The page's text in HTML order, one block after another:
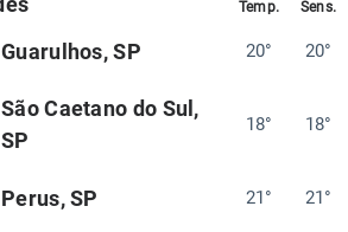
Guarulhos, SP 20° 20°
São Caetano do Sul,
SP
18° 18°
Perus, SP 21° 21°